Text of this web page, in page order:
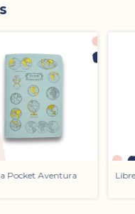
Pocket Aventura